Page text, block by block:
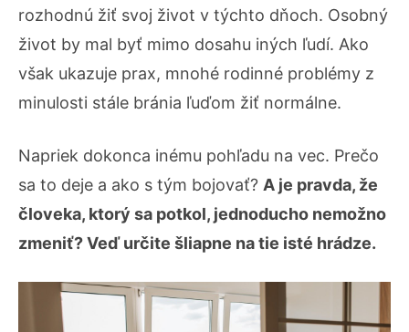
rozhodnú žiť svoj život v týchto dňoch. Osobný
život by mal byť mimo dosahu iných ľudí. Ako
však ukazuje prax, mnohé rodinné problémy z
minulosti stále bránia ľuďom žiť normálne.
Napriek dokonca inému pohľadu na vec. Prečo
sa to deje a ako s tým bojovať? A je pravda, že
človeka, ktorý sa potkol, jednoducho nemožno
zmeniť? Veď určite šliapne na tie isté hrádze.